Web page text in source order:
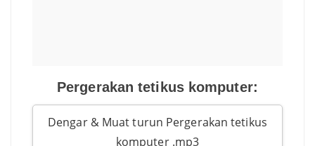
Pergerakan tetikus komputer:
Dengar & Muat turun Pergerakan tetikus
komputer .mp3